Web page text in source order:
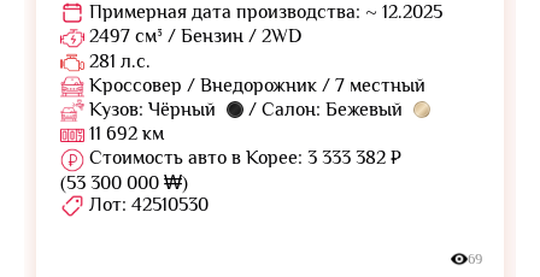
Примерная дата производства: ~ 12.2025
2497 см³ / Бензин / 2WD
281 л.с.
Кроссовер / Внедорожник / 7 местный
Кузов: Чёрный
/ Салон: Бежевый
11 692 км
Стоимость авто в Корее: 3 333 382 ₽
(53 300 000 ₩)
Лот: 42510530
69